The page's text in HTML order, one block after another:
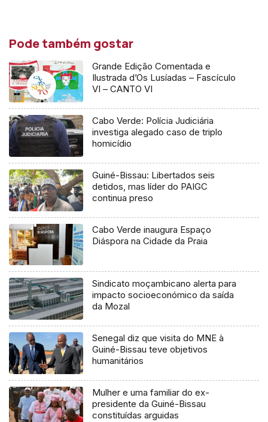
Pode também gostar
Grande Edição Comentada e
Ilustrada d’Os Lusíadas – Fascículo
VI – CANTO VI
Cabo Verde: Polícia Judiciária
investiga alegado caso de triplo
homicídio
Guiné-Bissau: Libertados seis
detidos, mas líder do PAIGC
continua preso
Cabo Verde inaugura Espaço
Diáspora na Cidade da Praia
Sindicato moçambicano alerta para
impacto socioeconómico da saída
da Mozal
Senegal diz que visita do MNE à
Guiné-Bissau teve objetivos
humanitários
Mulher e uma familiar do ex-
presidente da Guiné-Bissau
constituídas arguidas